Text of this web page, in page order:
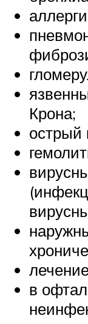
Крона;
острый
в